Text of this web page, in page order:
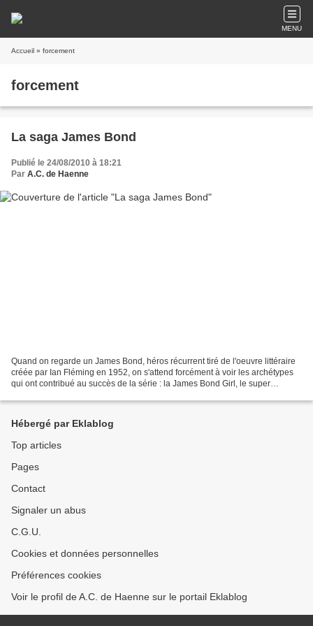
MENU
Accueil » forcement
forcement
La saga James Bond
Publié le 24/08/2010 à 18:21
Par A.C. de Haenne
Quand on regarde un James Bond, héros récurrent tiré de l'oeuvre littéraire
créée par Ian Fléming en 1952, on s'attend forcément à voir les archétypes
qui ont contribué au succès de la série : la James Bond Girl, le super
Hébergé par Eklablog
Top articles
Pages
Contact
Signaler un abus
C.G.U.
Cookies et données personnelles
Préférences cookies
Voir le profil de A.C. de Haenne sur le portail Eklablog